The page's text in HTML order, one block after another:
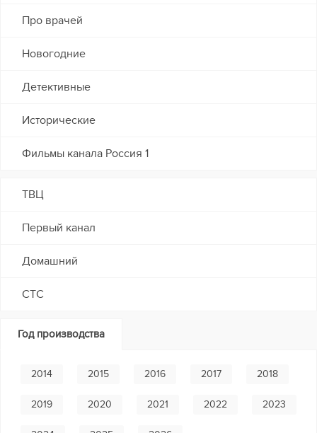
Про врачей
Новогодние
Детективные
Исторические
Фильмы канала Россия 1
ТВЦ
Первый канал
Домашний
СТС
Год производства
2014 2015 2016 2017 2018
2019 2020 2021 2022 2023